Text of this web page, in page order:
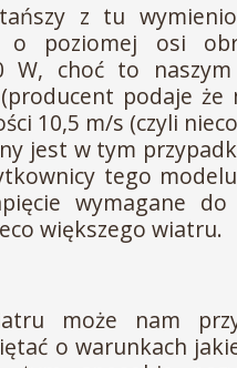
z tu
o poziomej osi
W, choć to
podaje że
10,5 m/s (czyli
jest w tym
tego
wymagane do
większego wiatru.
może nam
o warunkach